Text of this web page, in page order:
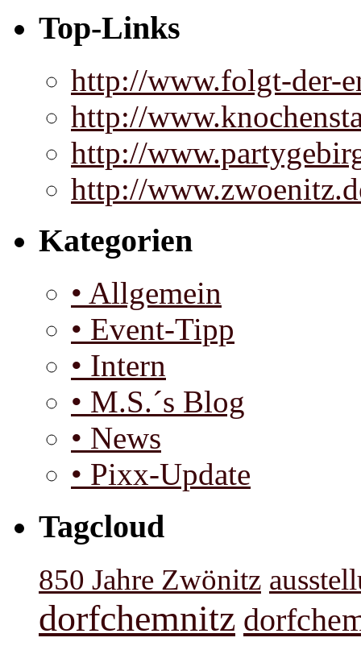
Top-Links
http://www.folgt-der-
http://
http://
http://
Kategorien
• Allgemein
• Event-Tipp
• Intern
• M.S.´s Blog
• News
• Pixx-Update
Tagcloud
850 Jahre Zwönitz
dorfchemnitz